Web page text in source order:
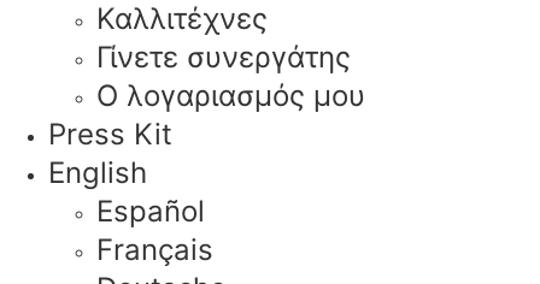
Καλλιτέχνες
Γίνετε συνεργάτης
Ο λογαριασμός μου
Press Kit
English
Español
Français